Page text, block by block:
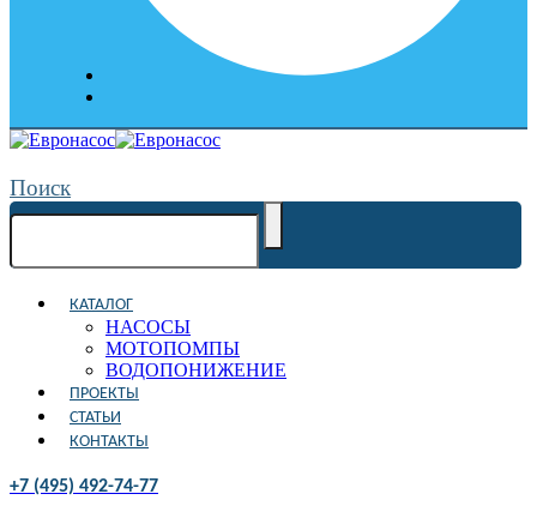
Поиск
КАТАЛОГ
НАСОСЫ
МОТОПОМПЫ
ВОДОПОНИЖЕНИЕ
ПРОЕКТЫ
СТАТЬИ
КОНТАКТЫ
+7 (495) 492-74-77